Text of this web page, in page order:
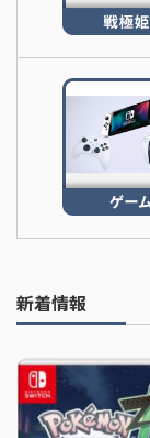
新着情報